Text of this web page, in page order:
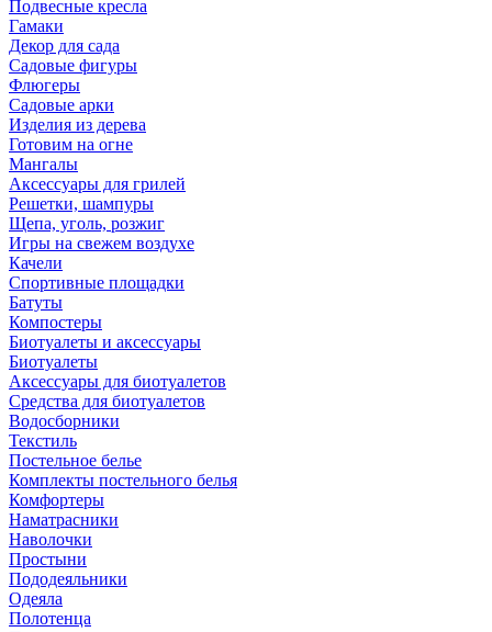
Подвесные кресла
Гамаки
Декор для сада
Садовые фигуры
Флюгеры
Садовые арки
Изделия из дерева
Готовим на огне
Мангалы
Аксессуары для грилей
Решетки, шампуры
Щепа, уголь, розжиг
Игры на свежем воздухе
Качели
Спортивные площадки
Батуты
Компостеры
Биотуалеты и аксессуары
Биотуалеты
Аксессуары для биотуалетов
Средства для биотуалетов
Водосборники
Текстиль
Постельное белье
Комплекты постельного белья
Комфортеры
Наматрасники
Наволочки
Простыни
Пододеяльники
Одеяла
Полотенца